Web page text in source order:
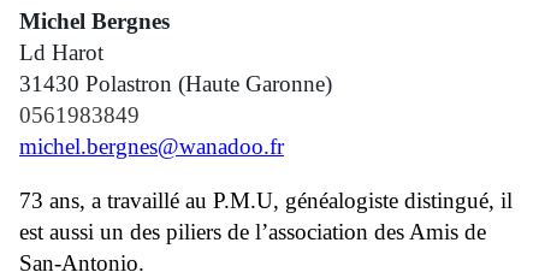
Michel Bergnes
Ld Harot
31430 Polastron (Haute Garonne)
0561983849
michel.bergnes@wanadoo.fr
73 ans, a travaillé au P.M.U, généalogiste distingué, il
est aussi un des piliers de l’association des Amis de
San-Antonio.